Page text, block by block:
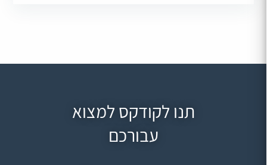
תנו לקודקס למצוא
עבורכם